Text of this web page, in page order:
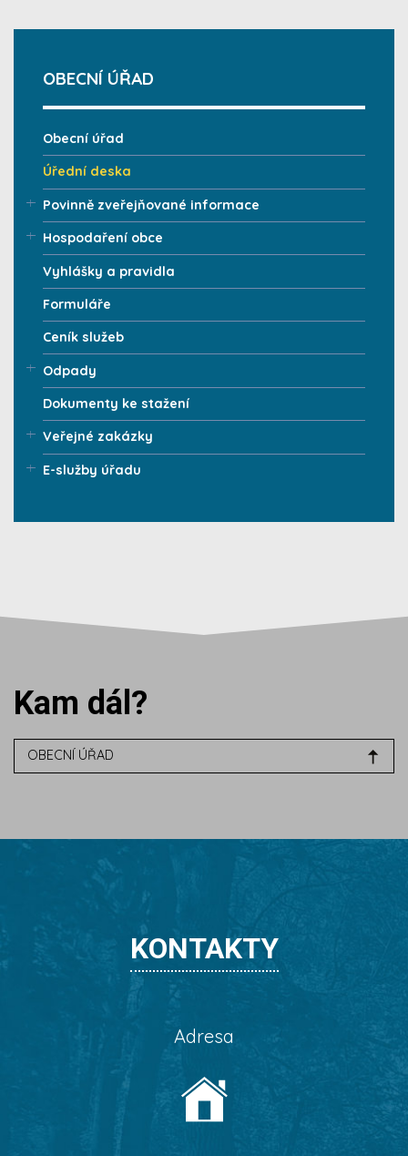
OBECNÍ ÚŘAD
Obecní úřad
Úřední deska
Povinně zveřejňované informace
Hospodaření obce
Vyhlášky a pravidla
Formuláře
Ceník služeb
Odpady
Dokumenty ke stažení
Veřejné zakázky
E-služby úřadu
Kam dál?
OBECNÍ ÚŘAD
KONTAKTY
Adresa